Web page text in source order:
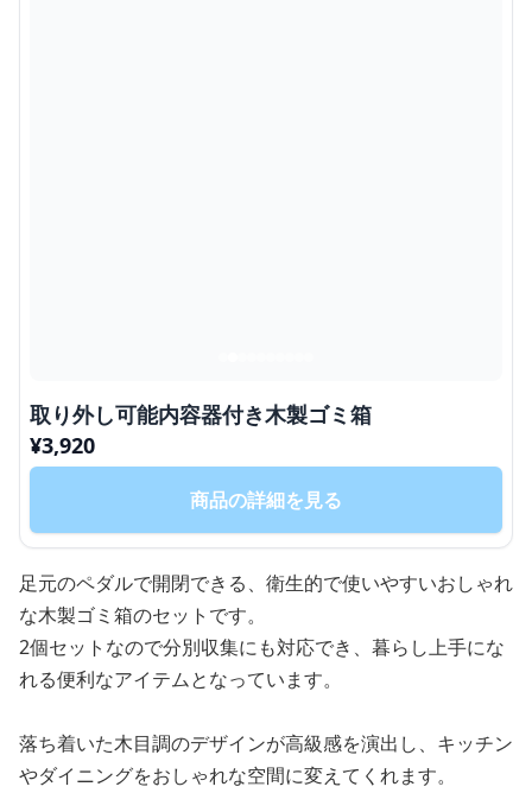
取り外し可能内容器付き木製ゴミ箱
¥3,920
商品の詳細を見る
足元のペダルで開閉できる、衛生的で使いやすいおしゃれ
な木製ゴミ箱のセットです。
2個セットなので分別収集にも対応でき、暮らし上手にな
れる便利なアイテムとなっています。
落ち着いた木目調のデザインが高級感を演出し、キッチン
やダイニングをおしゃれな空間に変えてくれます。